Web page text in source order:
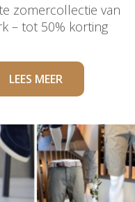
zomercollectie van
– tot 50% korting
LEES MEER